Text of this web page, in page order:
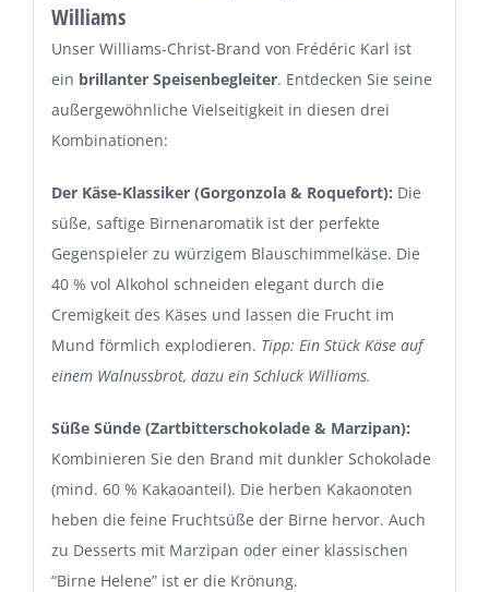
Williams
Unser Williams-Christ-Brand von Frédéric Karl ist
ein brillanter Speisenbegleiter. Entdecken Sie seine
außergewöhnliche Vielseitigkeit in diesen drei
Kombinationen:
Der Käse-Klassiker (Gorgonzola & Roquefort): Die
süße, saftige Birnenaromatik ist der perfekte
Gegenspieler zu würzigem Blauschimmelkäse. Die
40 % vol Alkohol schneiden elegant durch die
Cremigkeit des Käses und lassen die Frucht im
Mund förmlich explodieren. Tipp: Ein Stück Käse auf
einem Walnussbrot, dazu ein Schluck Williams.
Süße Sünde (Zartbitterschokolade & Marzipan):
Kombinieren Sie den Brand mit dunkler Schokolade
(mind. 60 % Kakaoanteil). Die herben Kakaonoten
heben die feine Fruchtsüße der Birne hervor. Auch
zu Desserts mit Marzipan oder einer klassischen
“Birne Helene” ist er die Krönung.